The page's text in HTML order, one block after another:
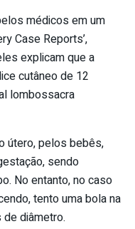
médicos em um
Case Reports’,
explicam que a
cutâneo de 12
lombossacra
útero, pelos bebês,
sendo
No entanto, no caso
tento uma bola na
diâmetro.